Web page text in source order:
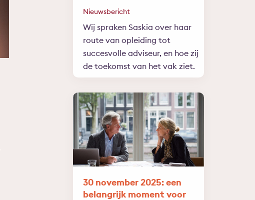
Nieuwsbericht
Wij spraken Saskia over haar
route van opleiding tot
succesvolle adviseur, en hoe zij
de toekomst van het vak ziet.
30 november 2025: een
belangrijk moment voor